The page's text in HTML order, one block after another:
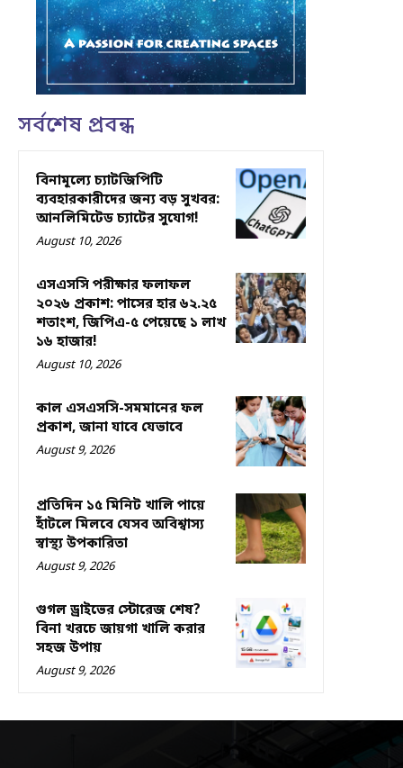
সর্বশেষ প্রবন্ধ
বিনামূল্যে চ্যাটজিপিটি
ব্যবহারকারীদের জন্য বড় সুখবর:
আনলিমিটেড চ্যাটের সুযোগ!
August 10, 2026
এসএসসি পরীক্ষার ফলাফল
২০২৬ প্রকাশ: পাসের হার ৬২.২৫
শতাংশ, জিপিএ-৫ পেয়েছে ১ লাখ
১৬ হাজার!
August 10, 2026
কাল এসএসসি-সমমানের ফল
প্রকাশ, জানা যাবে যেভাবে
August 9, 2026
প্রতিদিন ১৫ মিনিট খালি পায়ে
হাঁটলে মিলবে যেসব অবিশ্বাস্য
স্বাস্থ্য উপকারিতা
August 9, 2026
গুগল ড্রাইভের স্টোরেজ শেষ?
বিনা খরচে জায়গা খালি করার
সহজ উপায়
August 9, 2026